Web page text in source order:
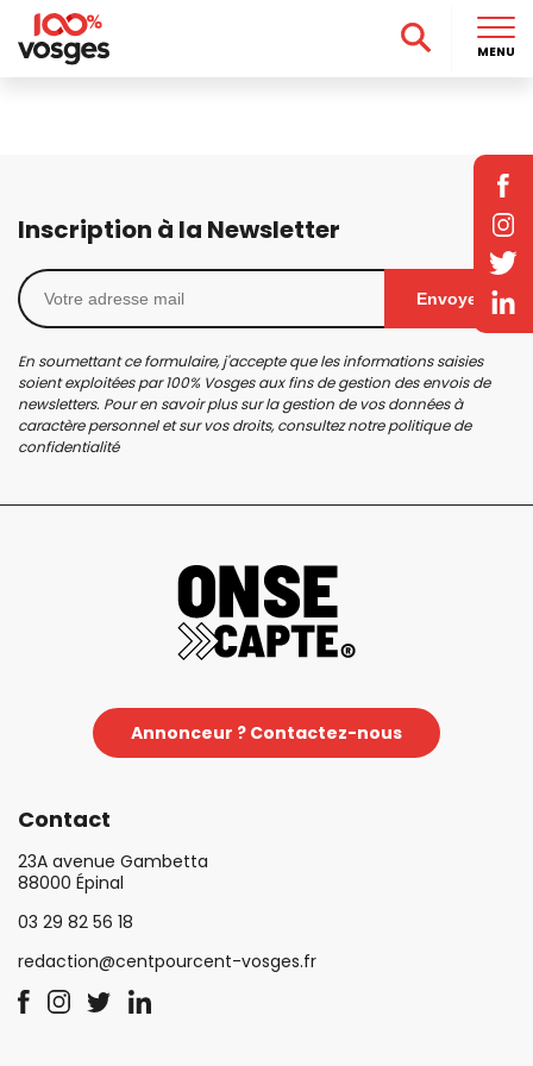
Inscription à la Newsletter
Envoyer
En soumettant ce formulaire, j'accepte que les informations saisies
soient exploitées par 100% Vosges aux fins de gestion des envois de
newsletters. Pour en savoir plus sur la gestion de vos données à
caractère personnel et sur vos droits, consultez notrepolitique de
confidentialité
Annonceur ? Contactez-nous
Contact
23A avenue Gambetta
88000 Épinal
03 29 82 56 18
redaction@centpourcent-vosges.fr
MENU